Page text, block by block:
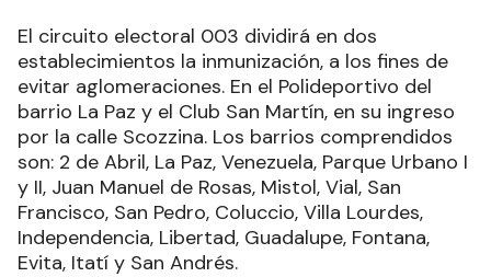
El circuito electoral 003 dividirá en dos
establecimientos la inmunización, a los fines de
evitar aglomeraciones. En el Polideportivo del
barrio La Paz y el Club San Martín, en su ingreso
por la calle Scozzina. Los barrios comprendidos
son: 2 de Abril, La Paz, Venezuela, Parque Urbano I
y II, Juan Manuel de Rosas, Mistol, Vial, San
Francisco, San Pedro, Coluccio, Villa Lourdes,
Independencia, Libertad, Guadalupe, Fontana,
Evita, Itatí y San Andrés.